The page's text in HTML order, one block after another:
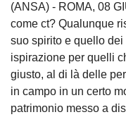
(ANSA) - ROMA, 08
come ct? Qualunque
suo spirito e quello
ispirazione per quelli
giusto, al di là delle
in campo in un certo
patrimonio messo a